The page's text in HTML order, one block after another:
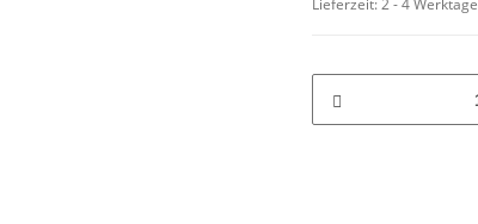
Lieferzeit:2 - 4 Werktage